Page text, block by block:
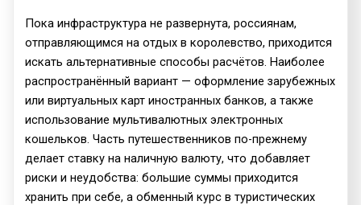
Пока инфраструктура не развернута, россиянам,
отправляющимся на отдых в королевство, приходится
искать альтернативные способы расчётов. Наиболее
распространённый вариант — оформление зарубежных
или виртуальных карт иностранных банков, а также
использование мультивалютных электронных
кошельков. Часть путешественников по-прежнему
делает ставку на наличную валюту, что добавляет
риски и неудобства: большие суммы приходится
хранить при себе, а обменный курс в туристических